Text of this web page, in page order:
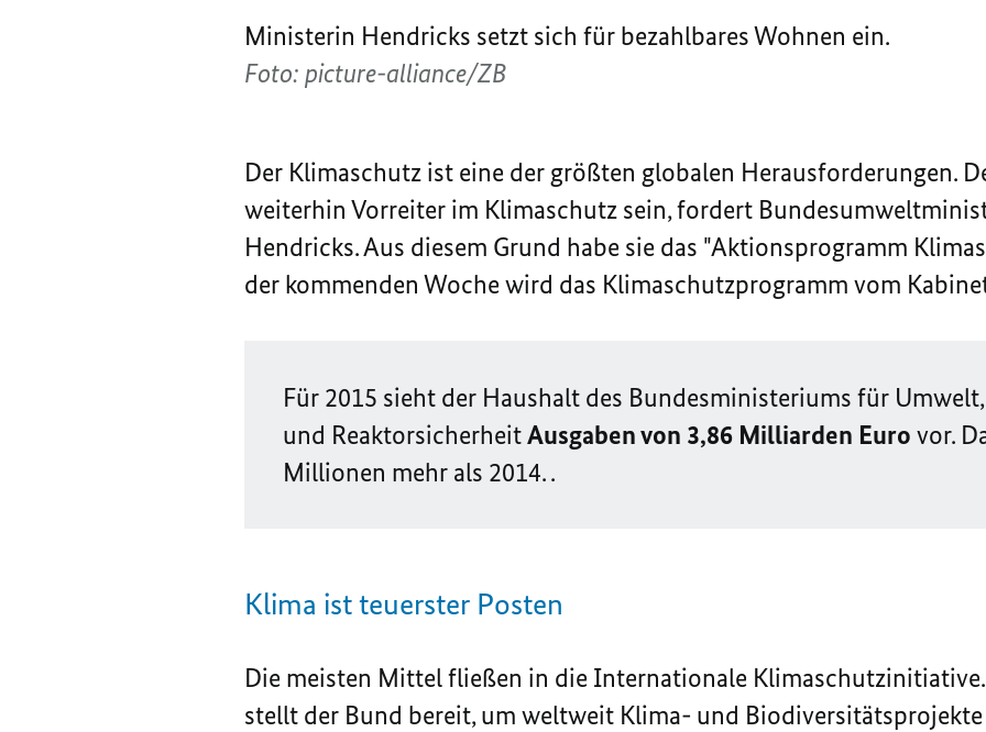
Ministerin Hendricks setzt sich für bezahlbares Wohnen ein.
Foto: picture-alliance/ZB
Der Klimaschutz ist eine der größten globalen Herausforderungen.
weiterhin Vorreiter im Klimaschutz sein, fordert
Hendricks. Aus diesem Grund habe sie das "Aktionsprogramm
der kommenden Woche wird das Klimaschutzprogramm vom
Für 2015 sieht der Haushalt des Bundesministeriums für
und ReaktorsicherheitAusgaben von 3,86 Milliarden Euro vor.
Millionen mehr als 2014. .
Klima ist teuerster Posten
Die meisten Mittel fließen in die Internationale
stellt der Bund bereit, um weltweit Klima- und